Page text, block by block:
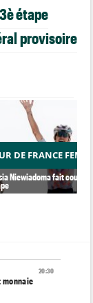
étape
provisoire
DE FRANCE
Niewiadoma fait coup
20:30
monnaie